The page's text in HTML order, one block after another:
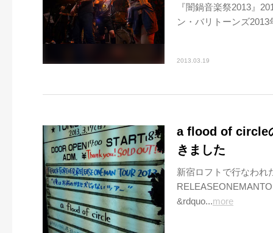
『闇鍋音楽祭2013』
ン・バリトーンズ
2013.03.19
a flood of circle
きました
新宿ロフトで行なわれ
&rdquo...more